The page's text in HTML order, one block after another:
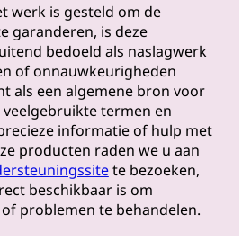
werk is gesteld om de
garanderen, is deze
bedoeld als naslagwerk
of onnauwkeurigheden
als een algemene bron voor
termen en
informatie of hulp met
producten raden we u aan
te bezoeken,
beschikbaar is om
problemen te behandelen.